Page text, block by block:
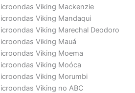
Viking Mackenzie
Viking Mandaqui
Viking Marechal Deodoro
Viking Mauá
Viking Moema
Viking Moóca
Viking Morumbi
Viking no ABC